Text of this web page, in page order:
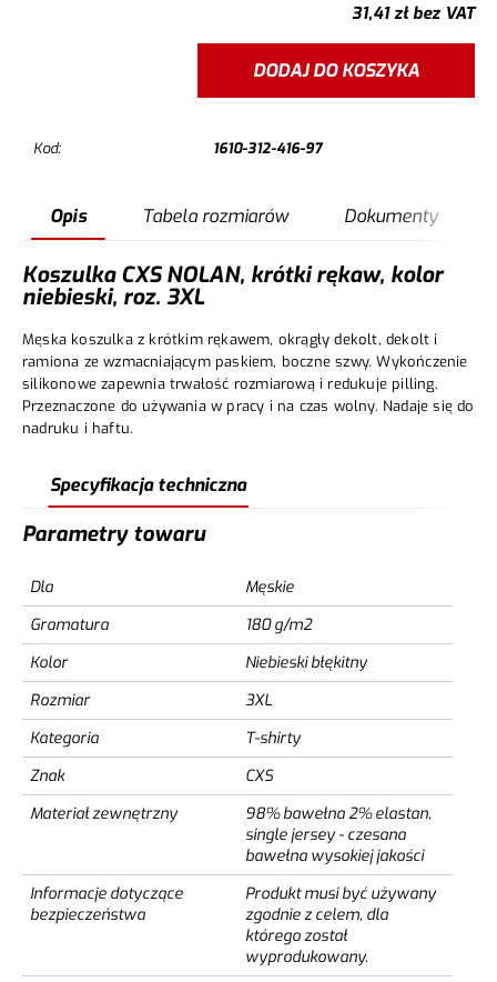
31,41złbez VAT
DODAJ DO KOSZYKA
Kod: 1610-312-416-97
Opis Tabela rozmiarów Dokumenty
Koszulka CXS NOLAN, krótki rękaw, kolor
niebieski, roz. 3XL
Męska koszulka z krótkim rękawem, okrągły dekolt, dekolt i
ramiona ze wzmacniającym paskiem, boczne szwy. Wykończenie
silikonowe zapewnia trwałość rozmiarową i redukuje pilling.
Przeznaczone do używania w pracy i na czas wolny. Nadaje się do
nadruku i haftu.
Specyfikacja techniczna
Parametry towaru
Dla
Męskie
Gramatura
180 g/m2
Kolor
Niebieski błękitny
Rozmiar
3XL
Kategoria
T-shirty
Znak
CXS
Materiał zewnętrzny
98% bawełna 2% elastan,
single jersey - czesana
bawełna wysokiej jakości
Informacje dotyczące
bezpieczeństwa
Produkt musi być używany
zgodnie z celem, dla
którego został
wyprodukowany.